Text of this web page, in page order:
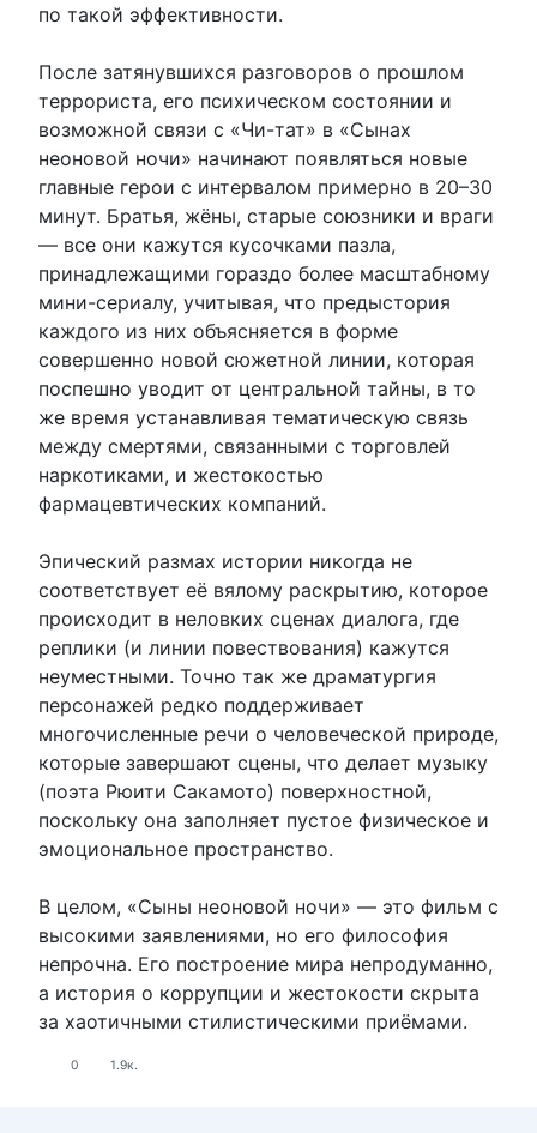
по такой эффективности.
После затянувшихся разговоров о прошлом
террориста, его психическом состоянии и
возможной связи с «Чи-тат» в «Сынах
неоновой ночи» начинают появляться новые
главные герои с интервалом примерно в 20–30
минут. Братья, жёны, старые союзники и враги
— все они кажутся кусочками пазла,
принадлежащими гораздо более масштабному
мини-сериалу, учитывая, что предыстория
каждого из них объясняется в форме
совершенно новой сюжетной линии, которая
поспешно уводит от центральной тайны, в то
же время устанавливая тематическую связь
между смертями, связанными с торговлей
наркотиками, и жестокостью
фармацевтических компаний.
Эпический размах истории никогда не
соответствует её вялому раскрытию, которое
происходит в неловких сценах диалога, где
реплики (и линии повествования) кажутся
неуместными. Точно так же драматургия
персонажей редко поддерживает
многочисленные речи о человеческой природе,
которые завершают сцены, что делает музыку
(поэта Рюити Сакамото) поверхностной,
поскольку она заполняет пустое физическое и
эмоциональное пространство.
В целом, «Сыны неоновой ночи» — это фильм с
высокими заявлениями, но его философия
непрочна. Его построение мира непродуманно,
а история о коррупции и жестокости скрыта
за хаотичными стилистическими приёмами.
0 1.9к.